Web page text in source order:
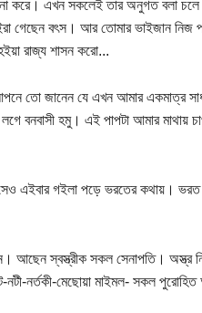
করে। এখন সকলেই তার অনুগত বলা
গেছেন বৎস। আর তোমার ভাইজান নিজ
রাজ্য শাসন করো...
তো জানেন যে এখন আমার একমাত্র
বনবাসী হমু। এই পাপটা আমার মাথায়
সেও এইবার গইলা পড়ে ভরতের কথায়।
আছেন স্বস্ত্রীক সকল সেনাপতি। অস্ত্র
নটী-নর্তকী-মেছোয়া মাইমল- সকল